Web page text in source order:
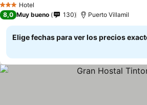
3 Estrellas
Hotel
Ver precios
8,0 Muy bueno 130 Puerto Villamil
Elige fechas para ver los precios